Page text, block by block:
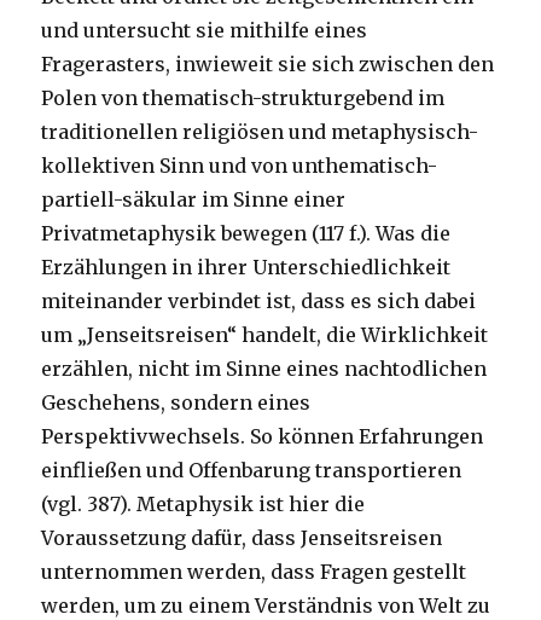
und untersucht sie mithilfe eines
Fragerasters, inwieweit sie sich zwischen den
Polen von thematisch-strukturgebend im
traditionellen religiösen und metaphysisch-
kollektiven Sinn und von unthematisch-
partiell-säkular im Sinne einer
Privatmetaphysik bewegen (117 f.). Was die
Erzählungen in ihrer Unterschiedlichkeit
miteinander verbindet ist, dass es sich dabei
um „Jenseitsreisen“ handelt, die Wirklichkeit
erzählen, nicht im Sinne eines nachtodlichen
Geschehens, sondern eines
Perspektivwechsels. So können Erfahrungen
einfließen und Offenbarung transportieren
(vgl. 387). Metaphysik ist hier die
Voraussetzung dafür, dass Jenseitsreisen
unternommen werden, dass Fragen gestellt
werden, um zu einem Verständnis von Welt zu